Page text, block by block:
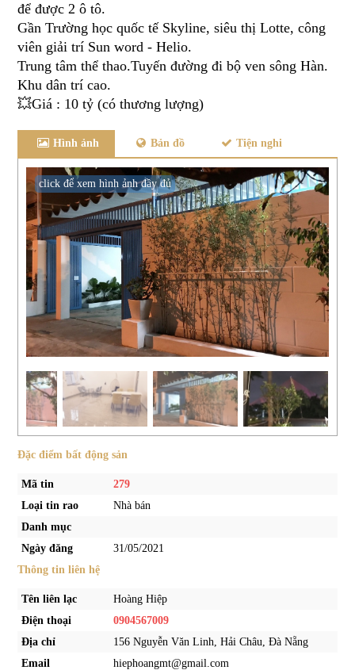
để được 2 ô tô.
Gần Trường học quốc tế Skyline, siêu thị Lotte, công
viên giải trí Sun word - Helio.
Trung tâm thể thao.Tuyến đường đi bộ ven sông Hàn.
Khu dân trí cao.
💥Giá : 10 tỷ (có thương lượng)
Hình ảnh Bản đồ Tiện nghi
click để xem hình ảnh đầy đủ
Đặc điểm bất động sản
Mã tin
279
Loại tin rao
Nhà bán
Danh mục
Ngày đăng
31/05/2021
Thông tin liên hệ
Tên liên lạc
Hoàng Hiệp
Điện thoại
0904567009
Địa chỉ
156 Nguyễn Văn Linh, Hải Châu, Đà Nẵng
Email
hiephoangmt@gmail.com